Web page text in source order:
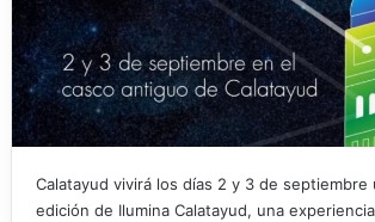
Calatayud vivirá los días 2 y 3 de septiembre
edición de Ilumina Calatayud, una